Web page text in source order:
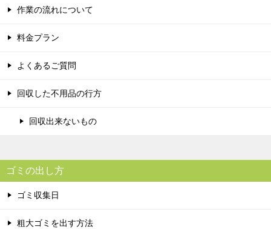
作業の流れについて
料金プラン
よくあるご質問
回収した不用品の行方
回収出来ないもの
ゴミの出し方
ゴミ収集日
粗大ゴミを出す方法